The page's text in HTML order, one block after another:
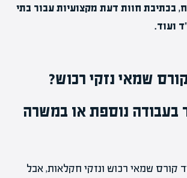
בכתיבת חוות דעת מקצועיות עבור בתי
ועוד.
שמאי נזקי רכוש?
בעבודה נוספת או במשרה
קורס שמאי רכוש ונזקי חקלאות, אבל